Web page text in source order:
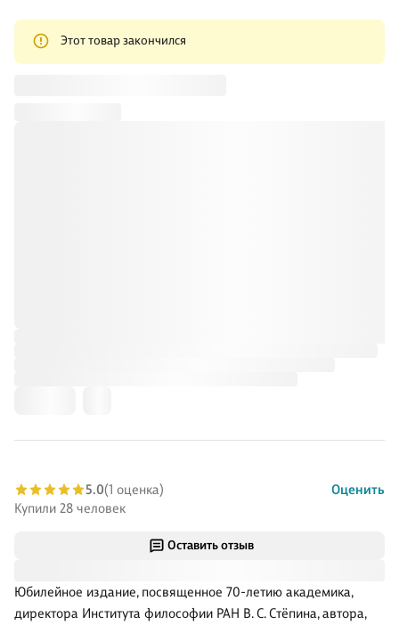
Оставить отзыв
Юбилейное издание, посвященное 70-летию академика,
директора Института философии РАН В. С. Стёпина, автора,
Этот товар закончился
5.0(1 оценка)
Оценить
Купили 28 человек